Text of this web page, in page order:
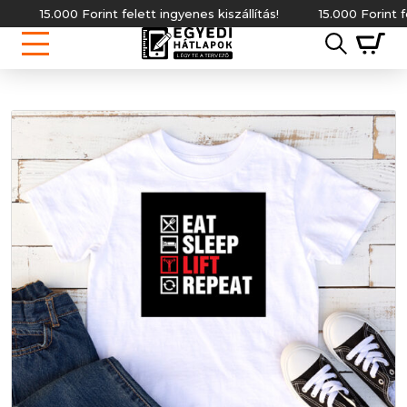
Forint felett ingyenes kiszállítás! 15.000 Forint felett